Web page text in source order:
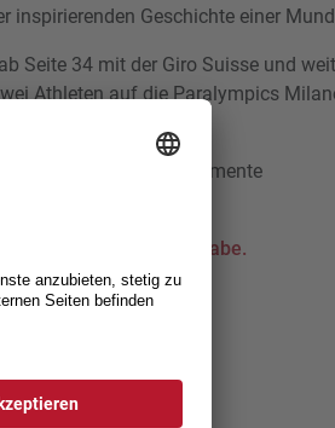
inspirierenden Geschichte einer
Seite 34 mit der Giro Suisse und
Athleten auf die Paralympics
inspirierende Lesemomente
in der aktuellen Ausgabe.